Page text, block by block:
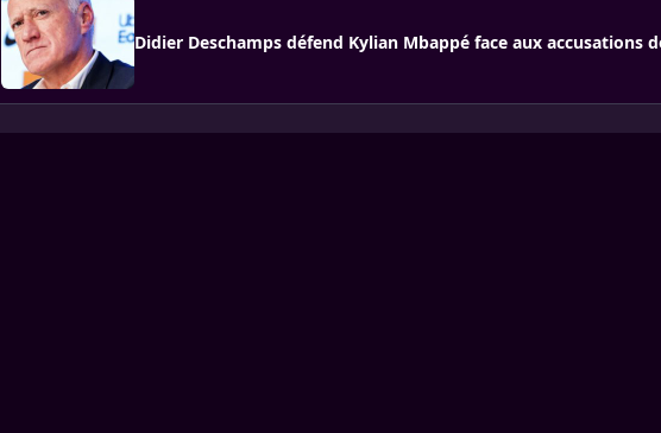
Didier Deschamps défend Kylian Mbappé face aux accusations